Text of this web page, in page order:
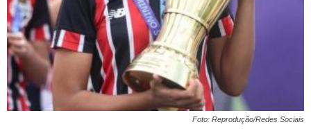
Foto: Reprodução/Redes Sociais